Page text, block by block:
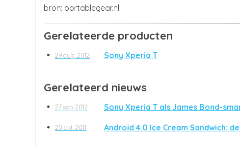
portablegear.nl
Gerelateerde producten
29 aug. 2012 Sony Xperia T
Gerelateerd nieuws
27 sep. 2012 Sony Xperia T als James Bond-
20 okt. 2011 Android 4.0 Ice Cream Sandwich: